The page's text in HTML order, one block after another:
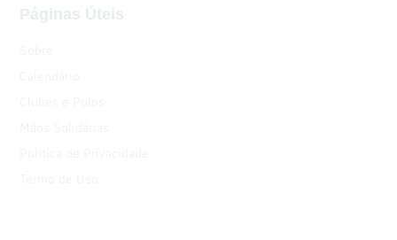
Páginas Úteis
Sobre
Calendário
Clubes e Polos
Mãos Solidárias
Política de Privacidade
Termo de Uso